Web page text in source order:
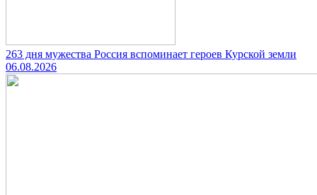
263 дня мужества Россия вспоминает героев Курской земли
06.08.2026